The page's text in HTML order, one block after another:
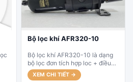
Bộ lọc khí AFR320-10
Bộ lọc khí AFR320-10 là dạng
bộ lọc đơn tích hợp loc + điều
áp...XEM CHI TIẾT →